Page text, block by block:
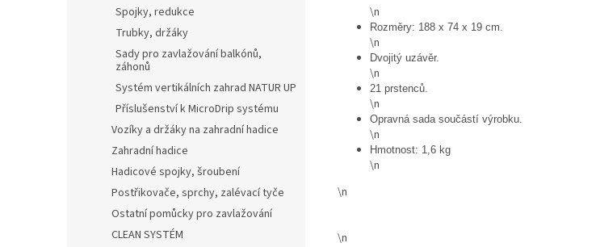
Spojky, redukce
Trubky, držáky
Sady pro zavlažování balkónů,
záhonů
Systém vertikálních zahrad NATUR UP
Příslušenství k MicroDrip systému
Vozíky a držáky na zahradní hadice
Zahradní hadice
Hadicové spojky, šroubení
Postřikovače, sprchy, zalévací tyče
Ostatní pomůcky pro zavlažování
CLEAN SYSTÉM
\n
Rozměry: 188 x 74 x 19 cm.
\n
Dvojitý uzávěr.
\n
21 prstenců.
\n
Opravná sada součástí výrobku.
\n
Hmotnost: 1,6 kg
\n
\n
\n